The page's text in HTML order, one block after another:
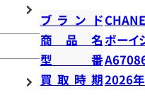
ブランド
商品名ボーイ
型番
買取時期2026